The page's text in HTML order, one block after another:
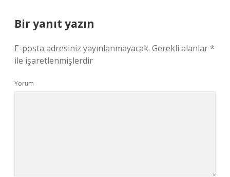
Bir yanıt yazın
E-posta adresiniz yayınlanmayacak. Gerekli alanlar*
ile işaretlenmişlerdir
Yorum